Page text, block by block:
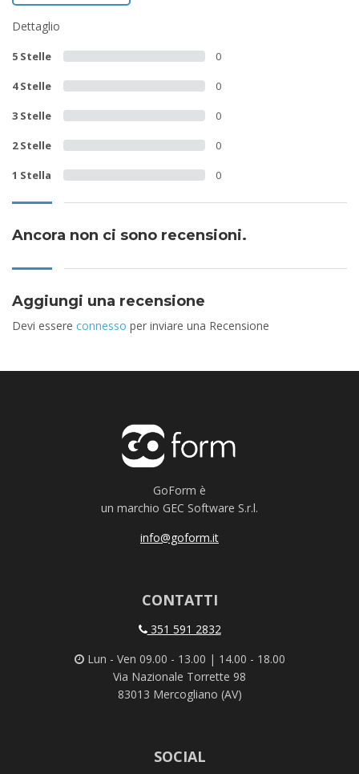
Dettaglio
5 Stelle 0
4 Stelle 0
3 Stelle 0
2 Stelle 0
1 Stella 0
Ancora non ci sono recensioni.
Aggiungi una recensione
Devi essere connesso per inviare una Recensione
GoForm è
un marchio GEC Software S.r.l.
info@goform.it
CONTATTI
351 591 2832
Lun - Ven 09.00 - 13.00 | 14.00 - 18.00
Via Nazionale Torrette 98
83013 Mercogliano (AV)
SOCIAL